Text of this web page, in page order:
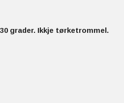
grader. Ikkje tørketrommel.